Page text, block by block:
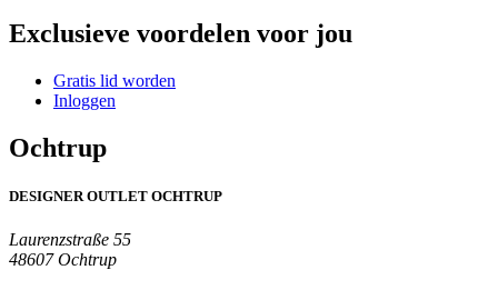
Exclusieve voordelen voor jou
Gratis lid worden
Inloggen
Ochtrup
DESIGNER OUTLET OCHTRUP
Laurenzstraße 55
48607 Ochtrup